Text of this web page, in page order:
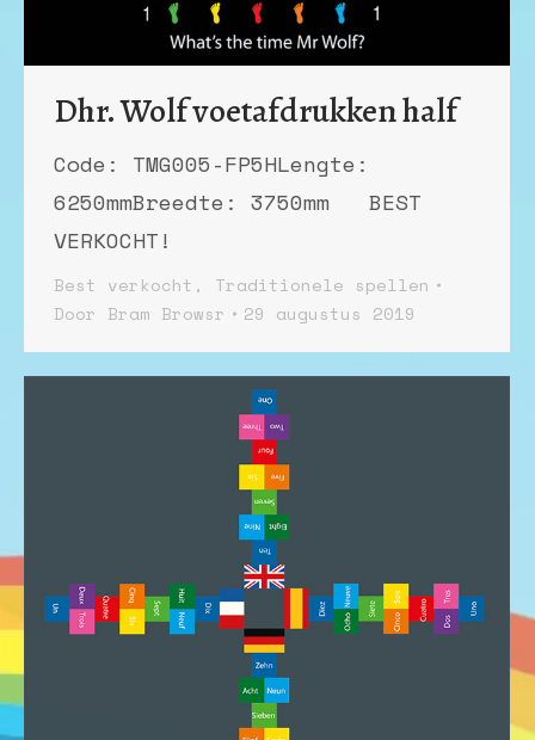
Dhr. Wolf voetafdrukken half
Code: TMG005-FP5HLengte:
6250mmBreedte: 3750mm BEST
VERKOCHT!
Best verkocht , Traditionele spellen
Door Bram Browsr 29 augustus 2019